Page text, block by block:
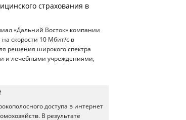
страхования в
«Дальний Восток» компании
скорости 10 Мбит/с в
решения широкого спектра
и лечебными учреждениями,
доступа в интернет
В результате